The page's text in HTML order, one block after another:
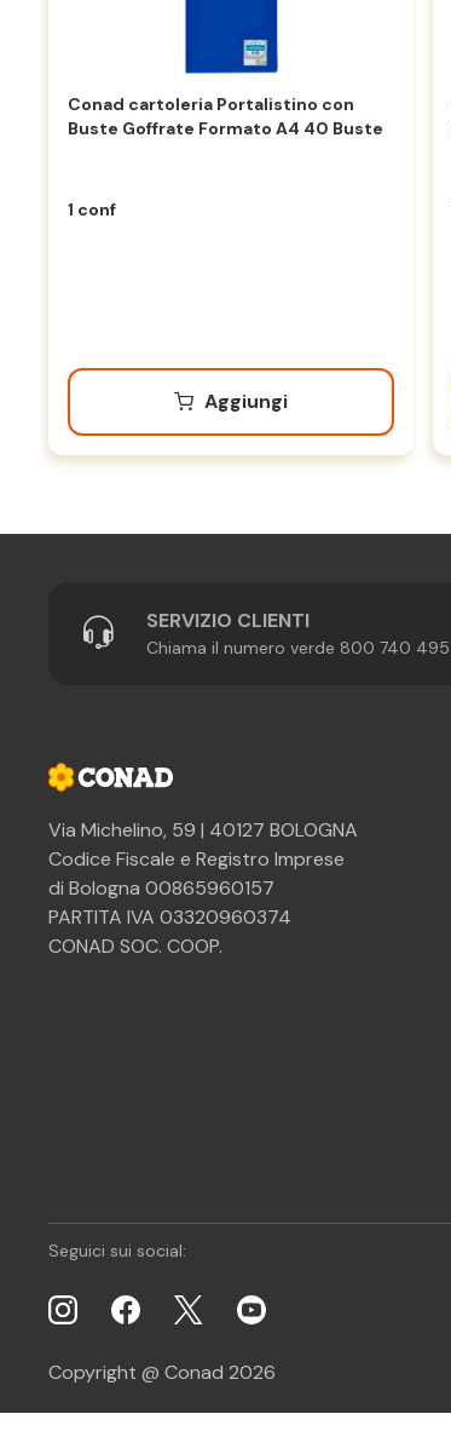
Conad cartoleria Portalistino con
Buste Goffrate Formato A4 40 Buste
1 conf
Aggiungi
SERVIZIO CLIENTI
Chiama il numero verde 800 740 495
Via Michelino, 59 | 40127 BOLOGNA
Codice Fiscale e Registro Imprese
di Bologna 00865960157
PARTITA IVA 03320960374
CONAD SOC. COOP.
Seguici sui social:
Copyright @ Conad 2026